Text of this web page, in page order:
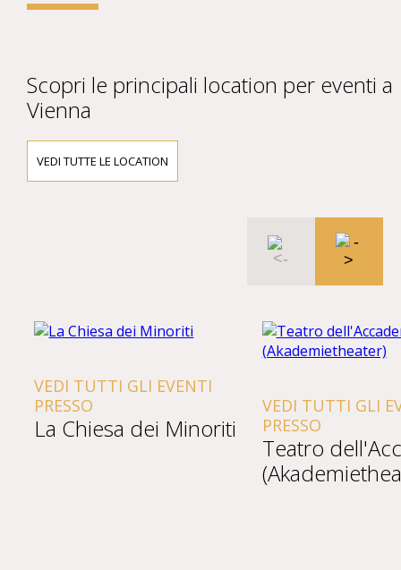
Scopri le principali location per eventi a
Vienna
VEDI TUTTE LE LOCATION
VEDI TUTTI GLI EVENTI
PRESSO
La Chiesa dei Minoriti
VEDI TUTTI GLI
PRESSO
Teatro